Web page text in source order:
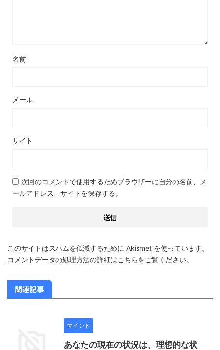
名前
メール
サイト
次回のコメントで使用するためブラウザーに自分の名前、メ
ールアドレス、サイトを保存する。
このサイトはスパムを低減するために Akismet を使っています。
コメントデータの処理方法の詳細はこちらをご覧ください。
関連記事
マインド
あなたの現在の状況は、理想的な状